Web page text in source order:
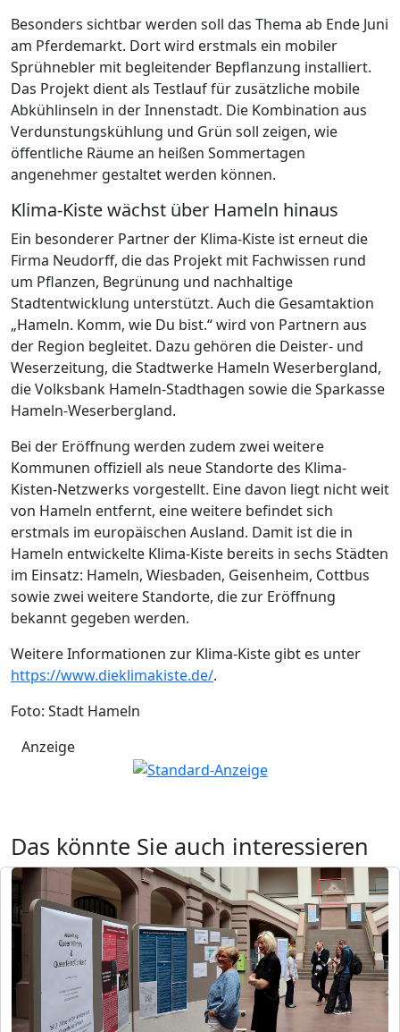
Besonders sichtbar werden soll das Thema ab Ende Juni
am Pferdemarkt. Dort wird erstmals ein mobiler
Sprühnebler mit begleitender Bepflanzung installiert.
Das Projekt dient als Testlauf für zusätzliche mobile
Abkühlinseln in der Innenstadt. Die Kombination aus
Verdunstungskühlung und Grün soll zeigen, wie
öffentliche Räume an heißen Sommertagen
angenehmer gestaltet werden können.
Klima-Kiste wächst über Hameln hinaus
Ein besonderer Partner der Klima-Kiste ist erneut die
Firma Neudorff, die das Projekt mit Fachwissen rund
um Pflanzen, Begrünung und nachhaltige
Stadtentwicklung unterstützt. Auch die Gesamtaktion
„Hameln. Komm, wie Du bist.“ wird von Partnern aus
der Region begleitet. Dazu gehören die Deister- und
Weserzeitung, die Stadtwerke Hameln Weserbergland,
die Volksbank Hameln-Stadthagen sowie die Sparkasse
Hameln-Weserbergland.
Bei der Eröffnung werden zudem zwei weitere
Kommunen offiziell als neue Standorte des Klima-
Kisten-Netzwerks vorgestellt. Eine davon liegt nicht weit
von Hameln entfernt, eine weitere befindet sich
erstmals im europäischen Ausland. Damit ist die in
Hameln entwickelte Klima-Kiste bereits in sechs Städten
im Einsatz: Hameln, Wiesbaden, Geisenheim, Cottbus
sowie zwei weitere Standorte, die zur Eröffnung
bekannt gegeben werden.
Weitere Informationen zur Klima-Kiste gibt es unter
https://www.dieklimakiste.de/.
Foto: Stadt Hameln
Anzeige
Das könnte Sie auch interessieren